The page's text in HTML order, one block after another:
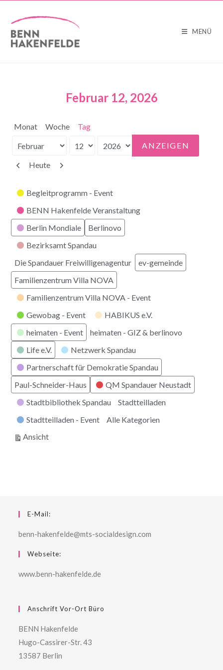
MENÜ
Februar 12, 2026
Monat Woche Tag
Monat
Tag
Jahr
Zurück
Heute Weiter
Kategorien
Begleitprogramm - Event
BENN Hakenfelde Veranstaltung
Berlin Mondiale
Berlinovo
Bezirksamt Spandau
Die Spandauer Freiwilligenagentur
ev-gemeinde
Familienzentrum Villa NOVA
Familienzentrum Villa NOVA - Event
Gewobag - Event
HABIKUS e.V.
heimaten - Event
heimaten - GIZ & berlinovo
Life e.V.
Netzwerk Spandau
Partnerschaft für Demokratie Spandau
Paul-Schneider-Haus
QM Spandauer Neustadt
Stadtbibliothek Spandau
Stadtteilladen
Stadtteilladen - Event
Alle Kategorien
Ansichtausdrucken
E-Mail:
benn-hakenfelde@mts-socialdesign.com
Webseite:
www.benn-hakenfelde.de
Anschrift Vor-Ort Büro
BENN Hakenfelde
Hugo-Cassirer-Str. 43
13587 Berlin